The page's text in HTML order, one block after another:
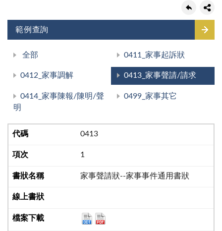
範例查詢
全部 0411_家事起訴狀
0412_家事調解 0413_家事聲請/請求
0414_家事陳報/陳明/聲
明
0499_家事其它
0413
1
家事聲請狀--家事事件通用書狀